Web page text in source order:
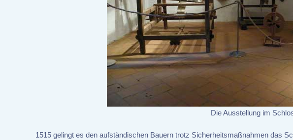
Die Ausstellung im
1515 gelingt es den aufständischen Bauern trotz Sicherheitsmaßnahmen das